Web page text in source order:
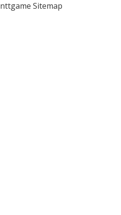
nttgame Sitemap